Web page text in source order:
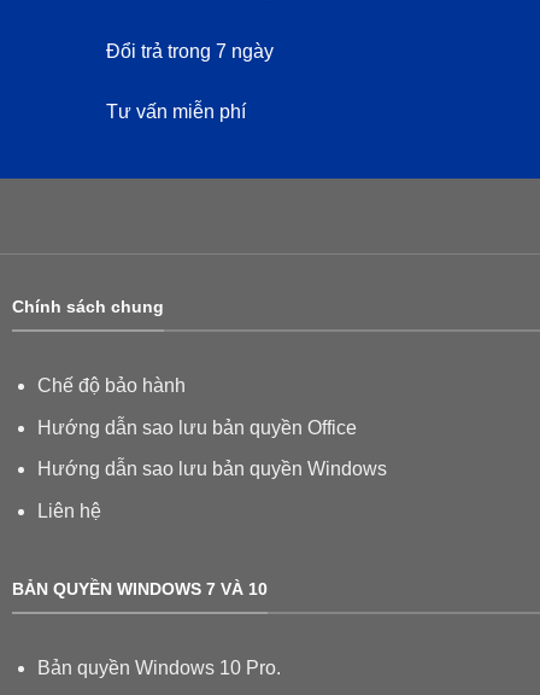
Đổi trả trong 7 ngày
Tư vấn miễn phí
Chính sách chung
Chế độ bảo hành
Hướng dẫn sao lưu bản quyền Office
Hướng dẫn sao lưu bản quyền Windows
Liên hệ
BẢN QUYỀN WINDOWS 7 VÀ 10
Bản quyền Windows 10 Pro.